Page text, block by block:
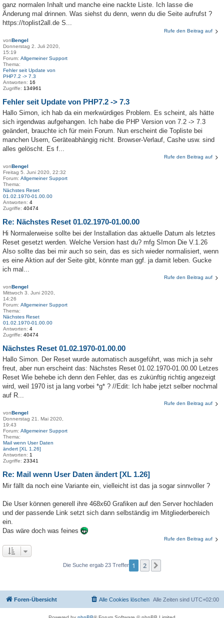
ganz normalen Inhalt und manche eine nackte Liste. Ich lasse die
Änderung mal drinnen. Was siehst du denn, wenn du die Seite aufrufst ?
https://toplist2all.de S...
Rufe den Beitrag auf
vonBengel
Donnerstag 2. Juli 2020,
15:19
Forum: Allgemeiner Support
Thema:
Fehler seit Update von
PHP7.2 -> 7.3
Antworten: 16
Zugriffe: 134961
Fehler seit Update von PHP7.2 -> 7.3
Hallo Simon, ich hab da ein merkwürdiges Problem. Es scheint, als hätte
sich irgendwas aufgehangen. Ich habe die PHP Version von 7.2 -> 7.3
geändert, brauchte ich für mein Forum. Nun erscheint die Topliste bei
manchen Usern, Geräteabhängig nicht. Browser-Verlauf, Cashe usw. sind
alles gelöscht. Es f...
Rufe den Beitrag auf
vonBengel
Freitag 5. Juni 2020, 22:32
Forum: Allgemeiner Support
Thema:
Nächstes Reset
01.02.1970-01.00.00
Antworten: 4
Zugriffe: 40474
Re: Nächstes Reset 01.02.1970-01.00.00
Hi Normalerweise sollte bei der Installation das aktuelle Datum als letztes
Reset gesetzt werden. Welche Version hast du? mfg SImon Die V.1.26
Also sollte das bei mir auch so sein, das es sich wieder normalisiert, wenn
es eine Aktion auf der Seite gibt, könnte man ggf. ja damit leben. Gucke
ich mal...
Rufe den Beitrag auf
vonBengel
Mittwoch 3. Juni 2020,
14:26
Forum: Allgemeiner Support
Thema:
Nächstes Reset
01.02.1970-01.00.00
Antworten: 4
Zugriffe: 40474
Nächstes Reset 01.02.1970-01.00.00
Hallo Simon. Der Reset wurde automatisch ausgeführt, was mich ja sehr
freut, aber nun erscheint das: Nächstes Reset 01.02.1970-01.00.00 Letzes
Reset Wie behebe ich denn den Fehler, das es zukünftig richtig angezeigt
wird, weil 1970 ist ja lang vorbei *g* ? //Edit: Ich habe jetzt selber nochmal
auf R...
Rufe den Beitrag auf
vonBengel
Donnerstag 21. Mai 2020,
19:43
Forum: Allgemeiner Support
Thema:
Mail wenn User Daten
ändert [XL 1.26]
Antworten: 1
Zugriffe: 23341
Re: Mail wenn User Daten ändert [XL 1.26]
Mir fällt da noch eine Variante ein, vielleicht ist das ja sogar sinnvoller ?
Die User können generell ihre 468x60 Grafiken auf den Server hochladen
und der passende Link setzt sich dann selbständig im Mitgliederbereich
ein.
Das wäre doch was feines
Rufe den Beitrag auf
Die Suche ergab 23 Treffer 1 2
Foren-Übersicht Alle Zeiten sind UTC+02:00
Alle Cookies löschen